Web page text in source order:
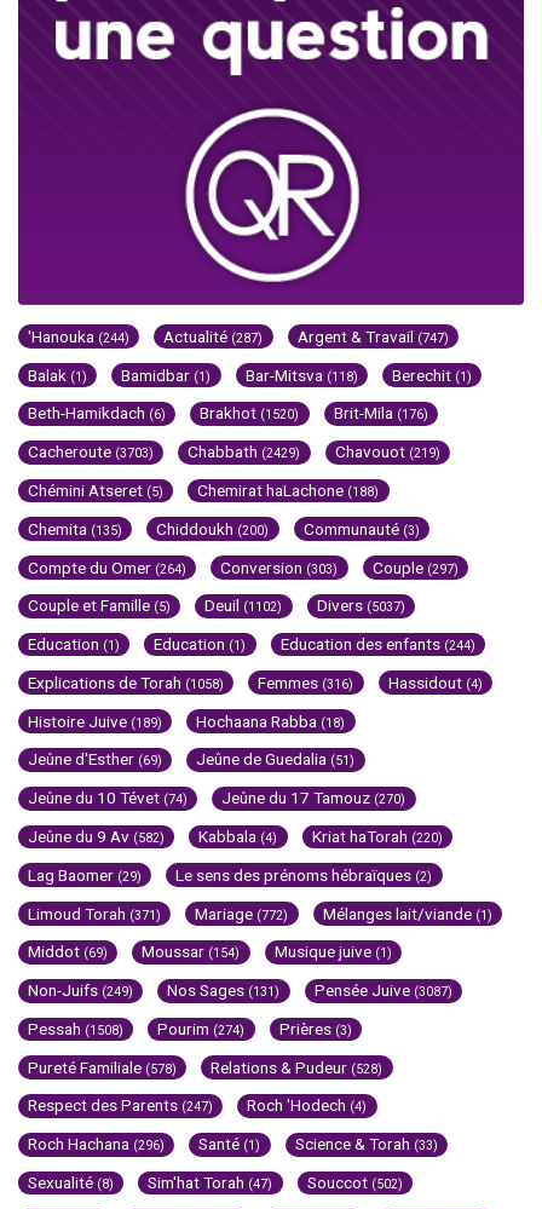
'Hanouka (244) Actualité (287) Argent & Travail (747)
Balak (1) Bamidbar (1) Bar-Mitsva (118) Berechit (1)
Beth-Hamikdach (6) Brakhot (1520) Brit-Mila (176)
Cacheroute (3703) Chabbath (2429) Chavouot (219)
Chémini Atseret (5) Chemirat haLachone (188)
Chemita (135) Chiddoukh (200) Communauté (3)
Compte du Omer (264) Conversion (303) Couple (297)
Couple et Famille (5) Deuil (1102) Divers (5037)
Education (1) Education (1) Education des enfants (244)
Explications de Torah (1058) Femmes (316) Hassidout (4)
Histoire Juive (189) Hochaana Rabba (18)
Jeûne d'Esther (69) Jeûne de Guedalia (51)
Jeûne du 10 Tévet (74) Jeûne du 17 Tamouz (270)
Jeûne du 9 Av (582) Kabbala (4) Kriat haTorah (220)
Lag Baomer (29) Le sens des prénoms hébraïques (2)
Limoud Torah (371) Mariage (772) Mélanges lait/viande (1)
Middot (69) Moussar (154) Musique juive (1)
Non-Juifs (249) Nos Sages (131) Pensée Juive (3087)
Pessah (1508) Pourim (274) Prières (3)
Pureté Familiale (578) Relations & Pudeur (528)
Respect des Parents (247) Roch 'Hodech (4)
Roch Hachana (296) Santé (1) Science & Torah (33)
Sexualité (8) Sim'hat Torah (47) Souccot (502)